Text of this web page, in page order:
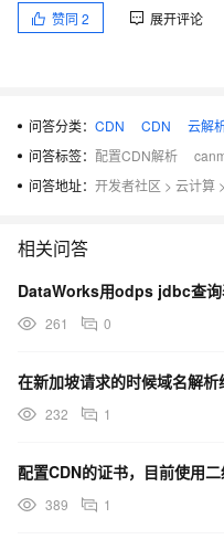
赞同 2 展开评论
问答分类： CDN CDN
云解
问答标签： 配置CDN解析
问答地址： 开发者社区 > 云计算 >
相关问答
261 0
232 1
配置CDN的证书，目前使用
389 1